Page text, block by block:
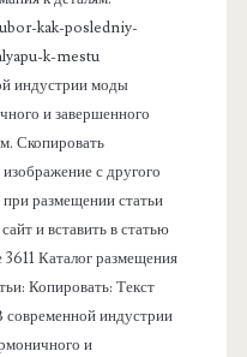
kak-posledniy-
k-mestu
индустрии моды
и завершенного
Скопировать
с другого
размещении статьи
и вставить в статью
3611 Каталог размещения
Копировать: Текст
индустрии
и